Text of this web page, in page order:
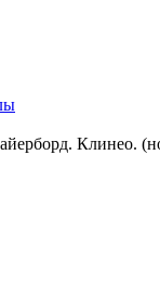
Клинео.